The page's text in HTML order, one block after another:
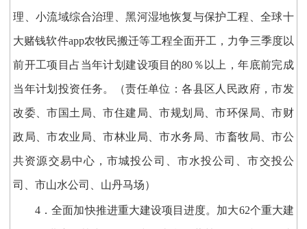
理、小流域综合治理、黑河湿地恢复与保护工程、全球十
大赌钱软件app农牧民搬迁等工程全面开工，力争三季度以
前开工项目占当年计划建设项目的80％以上，年底前完成
当年计划投资任务。（责任单位：各县区人民政府，市发
改委、市国土局、市住建局、市规划局、市环保局、市财
政局、市农业局、市林业局、市水务局、市畜牧局、市公
共资源交易中心，市城投公司、市水投公司、市交投公
司、市山水公司、山丹马场）
4．全面加快推进重大建设项目进度。加大62个重大建